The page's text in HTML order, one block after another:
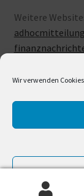
Wir verwenden
Weitere
© LUXUSLOVE
Erstellt mit